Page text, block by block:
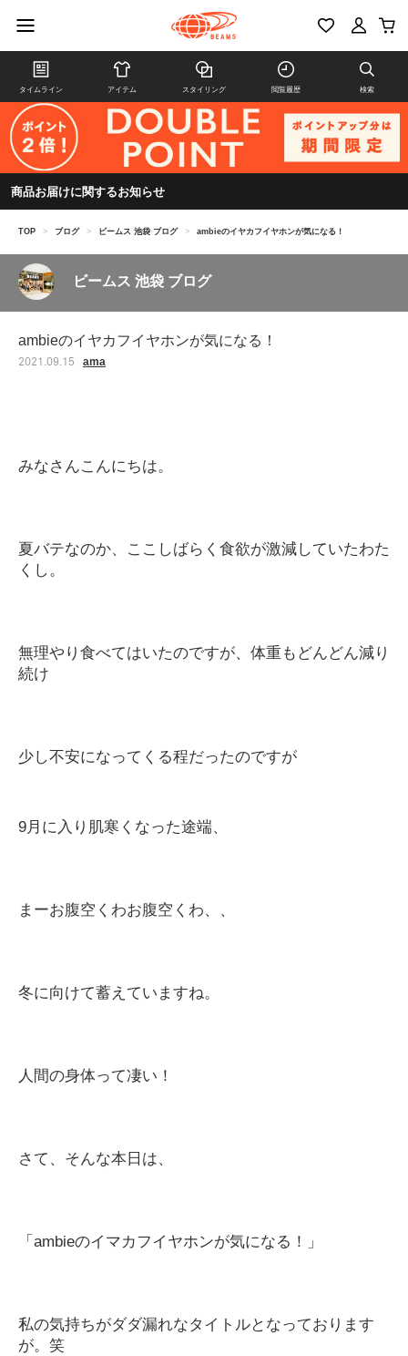
タイムライン アイテム スタイリング 閲覧履歴 検索
商品お届けに関するお知らせ
TOP > ブログ > ビームス 池袋 ブログ > ambieのイヤカフイヤホンが気になる！
ビームス 池袋 ブログ
ambieのイヤカフイヤホンが気になる！
2021.09.15 ama
みなさんこんにちは。
夏バテなのか、ここしばらく食欲が激減していたわた
くし。
無理やり食べてはいたのですが、体重もどんどん減り
続け
少し不安になってくる程だったのですが
9月に入り肌寒くなった途端、
まーお腹空くわお腹空くわ、、
冬に向けて蓄えていますね。
人間の身体って凄い！
さて、そんな本日は、
「 ambieのイマカフイヤホンが気になる！」
私の気持ちがダダ漏れなタイトルとなっております
が。笑